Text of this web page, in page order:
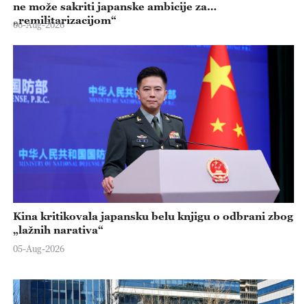
ne može sakriti japanske ambicije za
„remilitarizacijom“
06-Aug-2026
Kina kritikovala japansku belu knjigu o odbrani zbog
„lažnih narativa“
05-Aug-2026